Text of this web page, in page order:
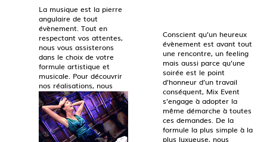
La musique est la pierre
angulaire de tout
évènement. Tout en
respectant vos attentes,
nous vous assisterons
dans le choix de votre
formule artistique et
musicale. Pour découvrir
nos réalisations, nous
vous invitons à consulter
notre page instagram.
Conscient qu’un heureux
évènement est avant tout
une rencontre, un feeling
mais aussi parce qu’une
soirée est le point
d’honneur d’un travail
conséquent, Mix Event
s’engage à adopter la
même démarche à toutes
ces demandes. De la
formule la plus simple à la
plus luxueuse, nous